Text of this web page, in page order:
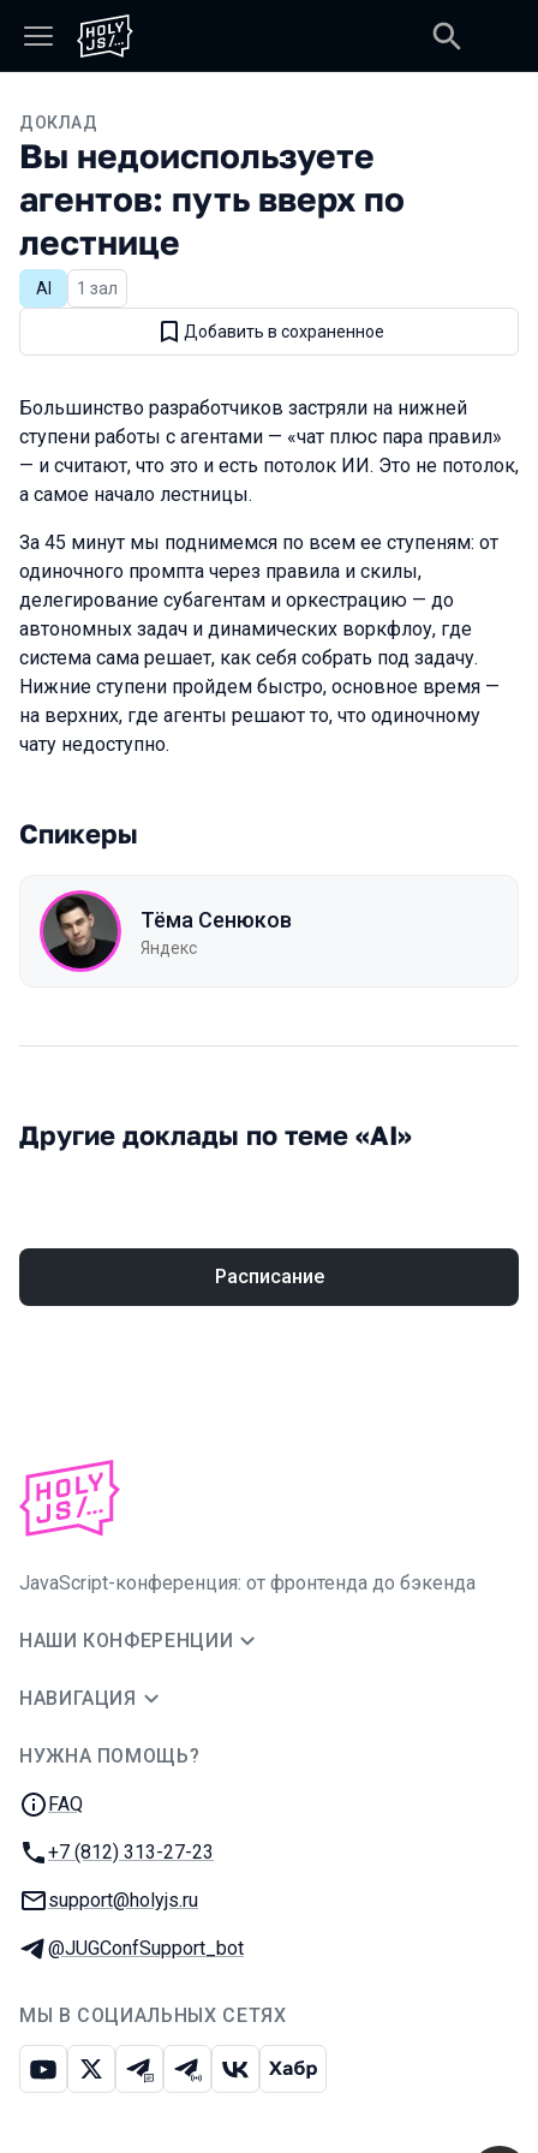
ДОКЛАД
Вы недоиспользуете
агентов: путь вверх по
лестнице
AI 1 зал
Добавить в сохраненное
Большинство разработчиков застряли на нижней
ступени работы с агентами — «чат плюс пара правил»
— и считают, что это и есть потолок ИИ. Это не потолок,
а самое начало лестницы.
За 45 минут мы поднимемся по всем ее ступеням: от
одиночного промпта через правила и скилы,
делегирование субагентам и оркестрацию — до
автономных задач и динамических воркфлоу, где
система сама решает, как себя собрать под задачу.
Нижние ступени пройдем быстро, основное время —
на верхних, где агенты решают то, что одиночному
чату недоступно.
Спикеры
Тёма Сенюков
Яндекс
Другие доклады по теме «AI»
Расписание
JavaScript-конференция: от фронтенда до бэкенда
НАШИ КОНФЕРЕНЦИИ
НАВИГАЦИЯ
НУЖНА ПОМОЩЬ?
FAQ
Телефон:
+7 (812) 313-27-23
E-mail:
support@holyjs.ru
Телеграм:
@JUGConfSupport_bot
МЫ В СОЦИАЛЬНЫХ СЕТЯХ
ЮтубИкс Телеграм-чат
Телеграм-канал
ВКонтакте
Хабр